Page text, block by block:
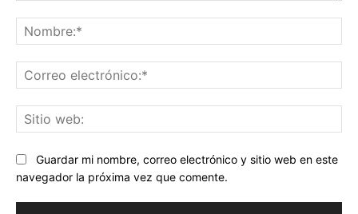
Guardar mi nombre, correo electrónico y sitio web en este
navegador la próxima vez que comente.